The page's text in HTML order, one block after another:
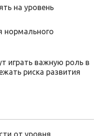
на уровень
нормального
играть важную роль в
риска развития
от уровня